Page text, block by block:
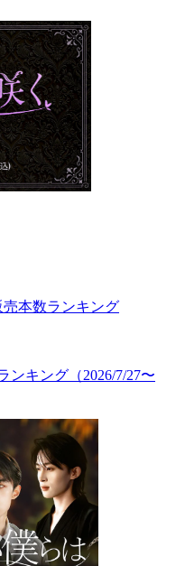
ンキング（2026/7/27〜